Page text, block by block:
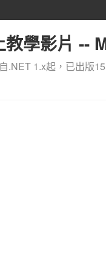
學影片 --
1.x起，已出版